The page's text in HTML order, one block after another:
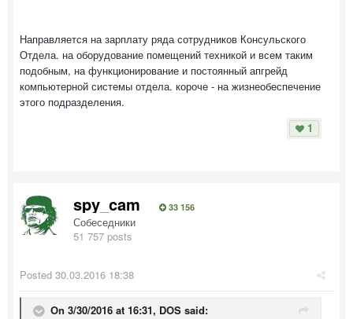
Направляется на зарплату ряда сотрудников Консульского
Отдела. на оборудование помещений техникой и всем таким
подобным, на функционирование и постоянный апгрейд
компьютерной системы отдела. короче - на жизнеобеспечение
этого подразделения.
1
spy_cam 33 156
Собеседники
51 757 posts
Posted 30.03.2016 18:38
On 3/30/2016 at 16:31, DOS said: